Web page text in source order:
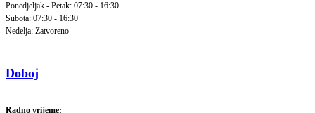
Ponedjeljak - Petak: 07:30 - 16:30
Subota: 07:30 - 16:30
Nedelja: Zatvoreno
Doboj
Radno vrijeme: